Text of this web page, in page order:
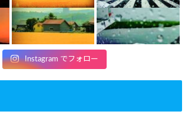
Instagram でフォロー